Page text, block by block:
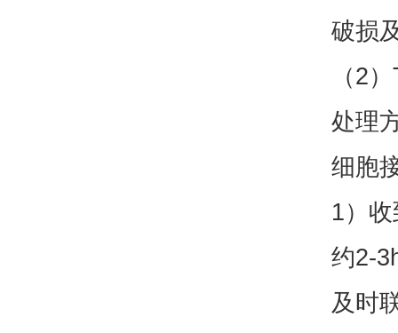
破损
（2
处理
细胞
1）
约2-
及时